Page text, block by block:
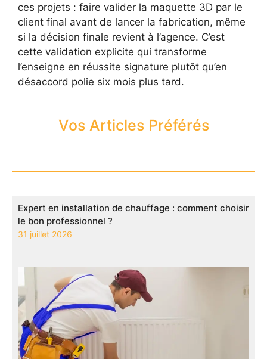
ces projets : faire valider la maquette 3D par le
client final avant de lancer la fabrication, même
si la décision finale revient à l’agence. C’est
cette validation explicite qui transforme
l’enseigne en réussite signature plutôt qu’en
désaccord polie six mois plus tard.
Vos Articles Préférés
Expert en installation de chauffage : comment choisir
le bon professionnel ?
31 juillet 2026